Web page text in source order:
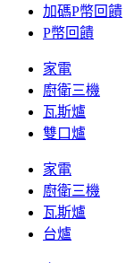
加碼P幣回饋
P幣回饋
家電
廚衛三機
瓦斯爐
雙口爐
家電
廚衛三機
瓦斯爐
台爐